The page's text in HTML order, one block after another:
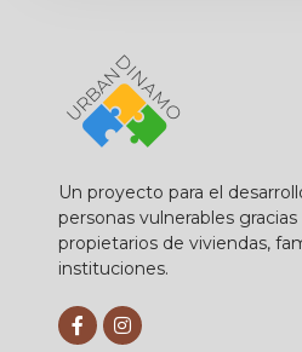
Un proyecto para el
personas vulnerables
propietarios de viviendas,
instituciones.